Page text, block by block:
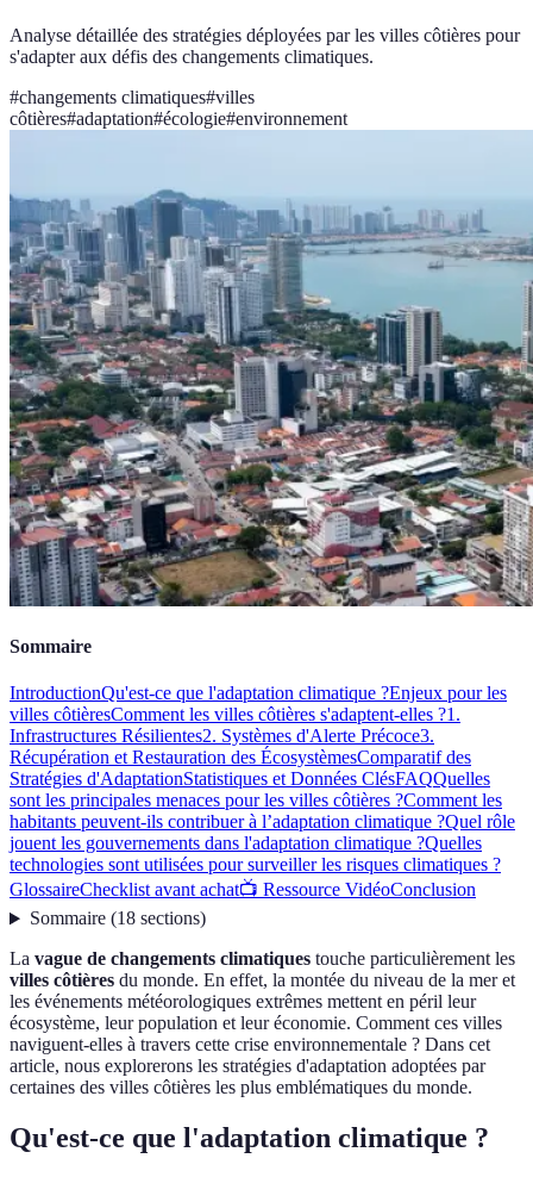
Analyse détaillée des stratégies déployées par les villes côtières pour
s'adapter aux défis des changements climatiques.
#changements climatiques#villes
côtières#adaptation#écologie#environnement
Sommaire
IntroductionQu'est-ce que l'adaptation climatique ?Enjeux pour les
villes côtièresComment les villes côtières s'adaptent-elles ?1.
Infrastructures Résilientes2. Systèmes d'Alerte Précoce3.
Récupération et Restauration des ÉcosystèmesComparatif des
Stratégies d'AdaptationStatistiques et Données ClésFAQQuelles
sont les principales menaces pour les villes côtières ?Comment les
habitants peuvent-ils contribuer à l’adaptation climatique ?Quel rôle
jouent les gouvernements dans l'adaptation climatique ?Quelles
technologies sont utilisées pour surveiller les risques climatiques ?
GlossaireChecklist avant achat📺 Ressource VidéoConclusion
Sommaire(18 sections)
La vague de changements climatiques touche particulièrement les
villes côtières du monde. En effet, la montée du niveau de la mer et
les événements météorologiques extrêmes mettent en péril leur
écosystème, leur population et leur économie. Comment ces villes
naviguent-elles à travers cette crise environnementale ? Dans cet
article, nous explorerons les stratégies d'adaptation adoptées par
certaines des villes côtières les plus emblématiques du monde.
Qu'est-ce que l'adaptation climatique ?